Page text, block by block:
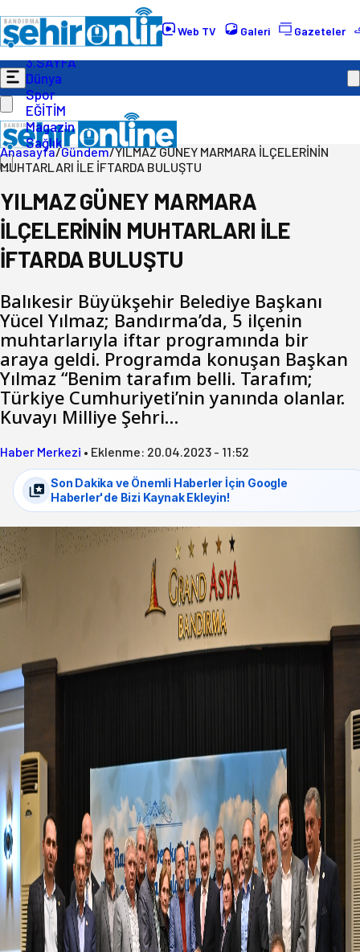
Web TV Galeri Gazeteler
Gündem
Ekonomi
Politika
3.SAYFA
Dünya
Spor
EĞİTİM
Magazin
Sağlık
Anasayfa/Gündem/YILMAZ GÜNEY MARMARA İLÇELERİNİN
MUHTARLARI İLE İFTARDA BULUŞTU
YILMAZ GÜNEY MARMARA
İLÇELERİNİN MUHTARLARI İLE
İFTARDA BULUŞTU
Balıkesir Büyükşehir Belediye Başkanı
Yücel Yılmaz; Bandırma’da, 5 ilçenin
muhtarlarıyla iftar programında bir
araya geldi. Programda konuşan Başkan
Yılmaz “Benim tarafım belli. Tarafım;
Türkiye Cumhuriyeti’nin yanında olanlar.
Kuvayı Milliye Şehri…
Haber Merkezi • Eklenme: 20.04.2023 - 11:52
Son Dakika ve Önemli Haberler İçin Google
Haberler'de Bizi Kaynak Ekleyin!